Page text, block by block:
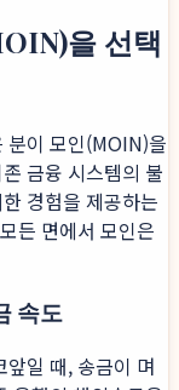
을 선택
분이 모인(MOIN)을
금융 시스템의 불
경험을 제공하는
든 면에서 모인은
속도
일 때, 송금이 며